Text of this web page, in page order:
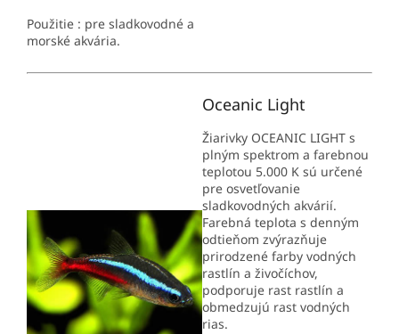
Použitie : pre sladkovodné a
morské akvária.
Oceanic Light
Žiarivky OCEANIC LIGHT s
plným spektrom a farebnou
teplotou 5.000 K sú určené
pre osvetľovanie
sladkovodných akvárií.
Farebná teplota s denným
odtieňom zvýrazňuje
prirodzené farby vodných
rastlín a živočíchov,
podporuje rast rastlín a
obmedzujú rast vodných
rias.